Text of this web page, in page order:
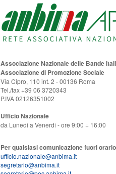
Associazione Nazionale delle Bande
Associazione di Promozione Sociale
Via Cipro, 110 int. 2 - 00136 Roma
Tel./fax +39 06 3720343
P.IVA 02126351002
Ufficio Nazionale
da Lunedi a Venerdi - ore 9:00 ÷ 16:00
Per qualsiasi comunicazione fuori
ufficio.nazionale@anbima.it
segretario@anbima.it